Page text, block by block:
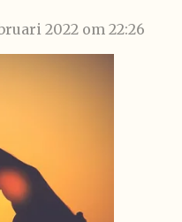
2022 om 22:26